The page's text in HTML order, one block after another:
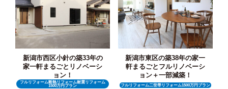
新潟市西区小針の築33年の
家一軒まるごとリノベーシ
ョン！
フルリフォーム断熱リフォーム耐震リフォーム
1500万円プラン
新潟市東区の築38年の家一
軒まるごとフルリノベーシ
ョン＋一部減築！
フルリフォーム二世帯リフォーム1500万円プラン